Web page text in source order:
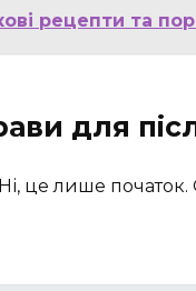
рецепти та
для
це лише початок.